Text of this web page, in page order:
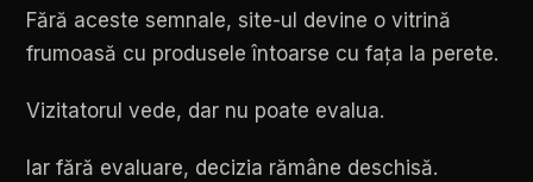
Fără aceste semnale, site-ul devine o vitrină
frumoasă cu produsele întoarse cu fața la perete.
Vizitatorul vede, dar nu poate evalua.
Iar fără evaluare, decizia rămâne deschisă.